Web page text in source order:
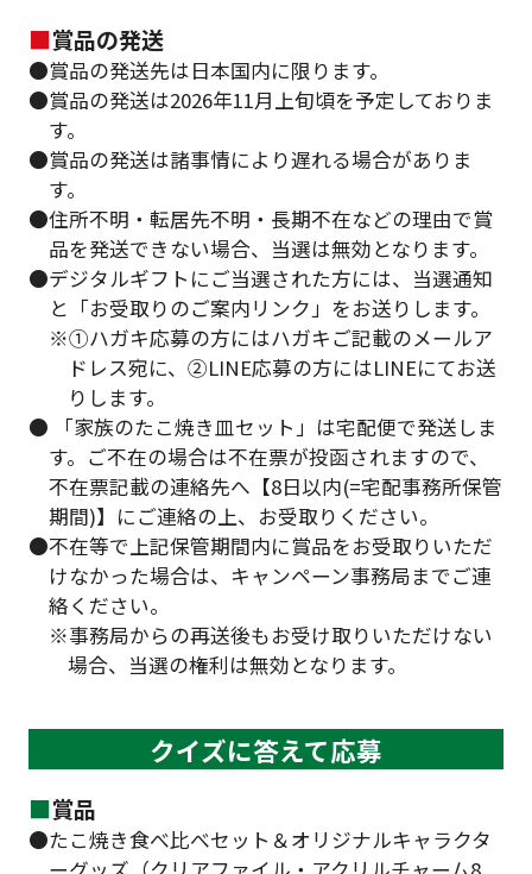
■賞品の発送
●賞品の発送先は日本国内に限ります。
●賞品の発送は2026年11月上旬頃を予定しておりま
す。
●賞品の発送は諸事情により遅れる場合がありま
す。
●住所不明・転居先不明・長期不在などの理由で賞
品を発送できない場合、当選は無効となります。
●デジタルギフトにご当選された方には、当選通知
と「お受取りのご案内リンク」をお送りします。
※①ハガキ応募の方にはハガキご記載のメールア
ドレス宛に、②LINE応募の方にはLINEにてお送
りします。
● 「家族のたこ焼き皿セット」は宅配便で発送しま
す。ご不在の場合は不在票が投函されますので、
不在票記載の連絡先へ【8日以内(=宅配事務所保管
期間)】にご連絡の上、お受取りください。
●不在等で上記保管期間内に賞品をお受取りいただ
けなかった場合は、キャンペーン事務局までご連
絡ください。
※事務局からの再送後もお受け取りいただけない
場合、当選の権利は無効となります。
クイズに答えて応募
■賞品
●たこ焼き食べ比べセット＆オリジナルキャラクタ